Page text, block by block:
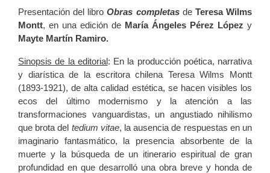
Presentación del libroObras completasde Teresa Wilms
Montt, en una edición de María Ángeles Pérez López y
Mayte Martín Ramiro.
Sinopsis de la editorial: En la producción poética, narrativa
y diarística de la escritora chilena Teresa Wilms Montt
(1893-1921), de alta calidad estética, se hacen visibles los
ecos del último modernismo y la atención a las
transformaciones vanguardistas, un angustiado nihilismo
que brota del tedium vitae, la ausencia de respuestas en un
imaginario fantasmático, la presencia absorbente de la
muerte y la búsqueda de un itinerario espiritual de gran
profundidad en que desarrolló una obra breve y honda de